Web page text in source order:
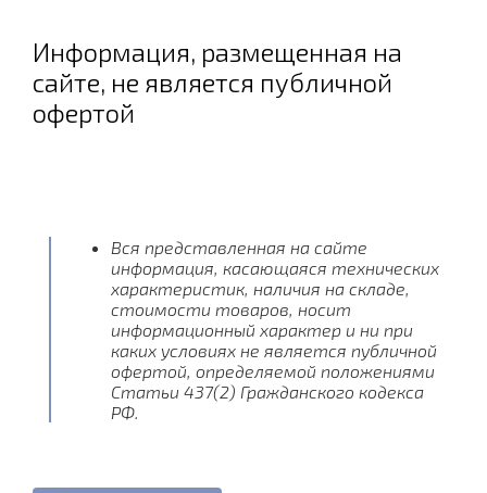
Информация, размещенная на
сайте, не является публичной
офертой
Вся представленная на сайте
информация, касающаяся технических
характеристик, наличия на складе,
стоимости товаров, носит
информационный характер и ни при
каких условиях не является публичной
офертой, определяемой положениями
Статьи 437(2) Гражданского кодекса
РФ.